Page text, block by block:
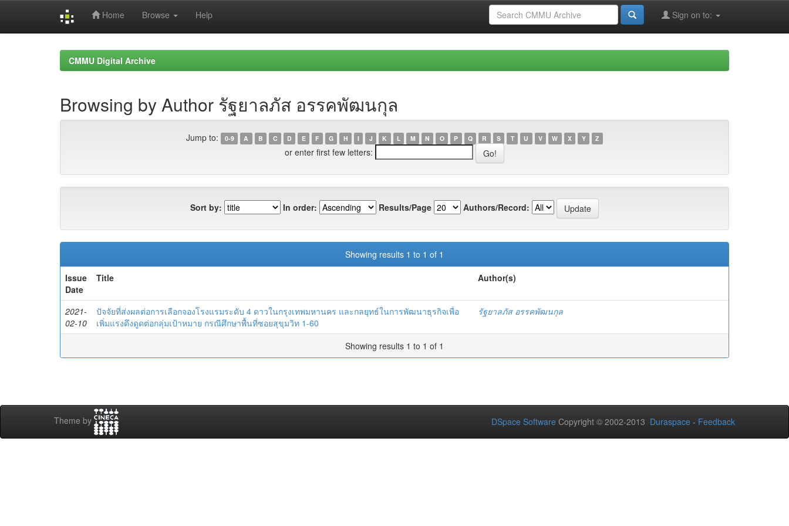
Home Browse Help Sign on to:
CMMU Digital Archive
Browsing by Author รัฐยาลภัส อรรคพัฒนกุล
Jump to: 0-9 A B C D E F G H I J K L M N O P Q R S T U V W X Y Z
or enter first few letters:
Sort by: In order: Results/Page Authors/Record:
Showing results 1 to 1 of 1
Issue
Date
Title Author(s)
2021-
02-10
ปัจจัยที่ส่งผลต่อการเลือกจองโรงแรมระดับ 4 ดาวในกรุงเทพมหานคร และกลยุทธ์ในการพัฒนาธุรกิจเพื่อ
เพิ่มแรงดึงดูดต่อกลุ่มเป้าหมาย กรณีศึกษาพื้นที่ซอยสุขุมวิท 1-60
รัฐยาลภัส อรรคพัฒนกุล
Showing results 1 to 1 of 1
Theme by DSpace Software Copyright © 2002-2013 Duraspace - Feedback